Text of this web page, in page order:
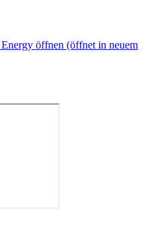
öffnen (öffnet in neuem